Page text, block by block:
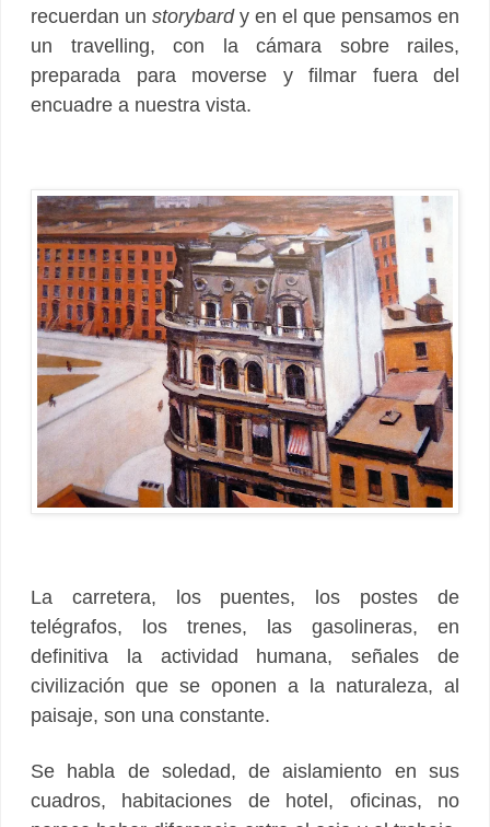
recuerdan un storybard y en el que pensamos en
un travelling, con la cámara sobre railes,
preparada para moverse y filmar fuera del
encuadre a nuestra vista.
La carretera, los puentes, los postes de
telégrafos, los trenes, las gasolineras, en
definitiva la actividad humana, señales de
civilización que se oponen a la naturaleza, al
paisaje, son una constante.
Se habla de soledad, de aislamiento en sus
cuadros, habitaciones de hotel, oficinas, no